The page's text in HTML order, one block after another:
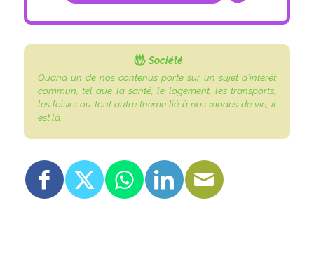
Société
Quand un de nos contenus porte sur un sujet d’intérêt
commun, tel que la santé, le logement, les transports,
les loisirs ou tout autre thème lié à nos modes de vie, il
est là.